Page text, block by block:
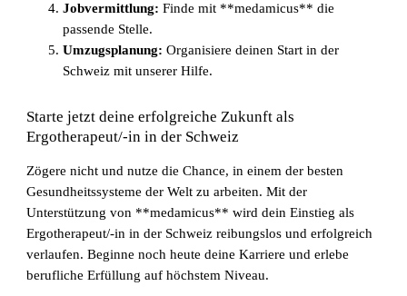
Jobvermittlung: Finde mit **medamicus** die
passende Stelle.
Umzugsplanung: Organisiere deinen Start in der
Schweiz mit unserer Hilfe.
Starte jetzt deine erfolgreiche Zukunft als
Ergotherapeut/-in in der Schweiz
Zögere nicht und nutze die Chance, in einem der besten
Gesundheitssysteme der Welt zu arbeiten. Mit der
Unterstützung von **medamicus** wird dein Einstieg als
Ergotherapeut/-in in der Schweiz reibungslos und erfolgreich
verlaufen. Beginne noch heute deine Karriere und erlebe
berufliche Erfüllung auf höchstem Niveau.